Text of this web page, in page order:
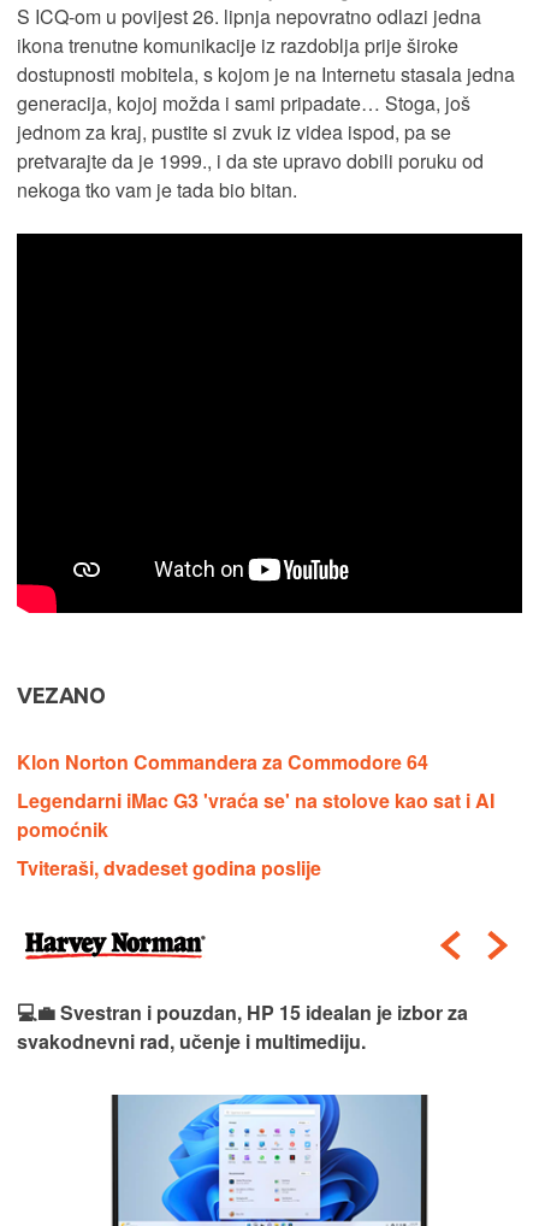
S ICQ-om u povijest 26. lipnja nepovratno odlazi jedna
ikona trenutne komunikacije iz razdoblja prije široke
dostupnosti mobitela, s kojom je na Internetu stasala jedna
generacija, kojoj možda i sami pripadate… Stoga, još
jednom za kraj, pustite si zvuk iz videa ispod, pa se
pretvarajte da je 1999., i da ste upravo dobili poruku od
nekoga tko vam je tada bio bitan.
VEZANO
Klon Norton Commandera za Commodore 64
Legendarni iMac G3 'vraća se' na stolove kao sat i AI
pomoćnik
Tviteraši, dvadeset godina poslije
💻💼 Svestran i pouzdan, HP 15 idealan je izbor za
svakodnevni rad, učenje i multimediju.